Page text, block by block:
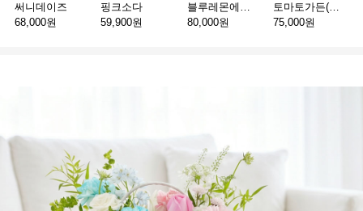
써니데이즈
68,000원
핑크소다
59,900원
블루레몬에이드
80,000원
토마토가든(서울)
75,000원